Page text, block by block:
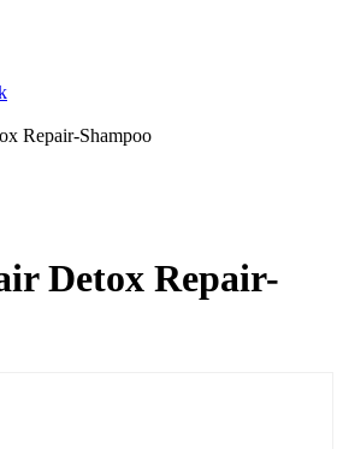
Repair-Shampoo
Detox Repair-